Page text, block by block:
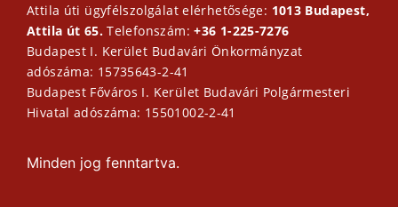
Attila úti ügyfélszolgálat elérhetősége: 1013 Budapest,
Attila út 65.Telefonszám:+36 1-225-7276
Budapest I. Kerület Budavári Önkormányzat
adószáma: 15735643-2-41
Budapest Főváros I. Kerület Budavári Polgármesteri
Hivatal adószáma: 15501002-2-41
Minden jog fenntartva.